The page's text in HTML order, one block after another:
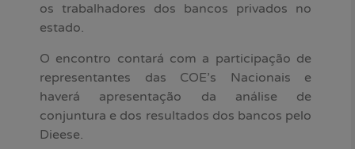
os trabalhadores dos bancos privados no
estado.
O encontro contará com a participação de
representantes das COE’s Nacionais e
haverá apresentação da análise de
conjuntura e dos resultados dos bancos pelo
Dieese.